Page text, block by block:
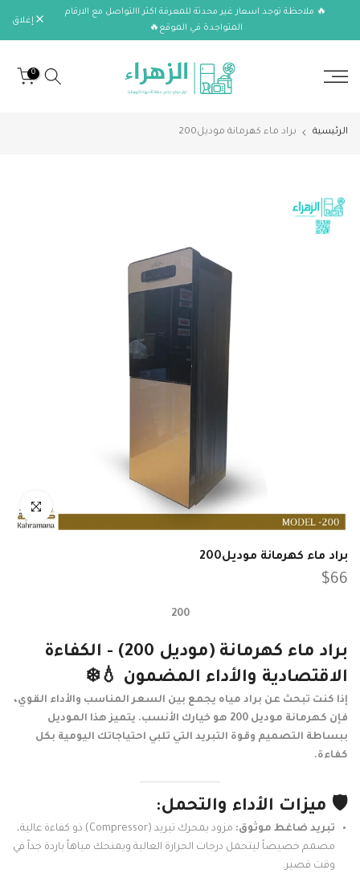
الانتقال🔥 ملاحظة توجد اسعار غير محدثة للمعرفة اكثر االتواصل مع الارقام
المتواجدة في الموقع🔥
إغلاق
0
الرئيسية براد ماء كهرمانة موديل200
انقر للتكبير
براد ماء كهرمانة موديل200
$66
200
براد ماء كهرمانة (موديل 200) - الكفاءة
الاقتصادية والأداء المضمون 💧❄️
إذا كنت تبحث عن براد مياه يجمع بين السعر المناسب والأداء القوي،
فإن كهرمانة موديل 200 هو خيارك الأنسب. يتميز هذا الموديل
ببساطة التصميم وقوة التبريد التي تلبي احتياجاتك اليومية بكل
كفاءة.
🛡️ ميزات الأداء والتحمل:
تبريد ضاغط موثوق:
مزود بمحرك تبريد (Compressor) ذو كفاءة عالية،
مصمم خصيصاً ليتحمل درجات الحرارة العالية ويمنحك مياهاً باردة جداً في
وقت قصير.